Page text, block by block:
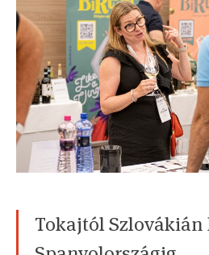
Tokajtól Szlovákián